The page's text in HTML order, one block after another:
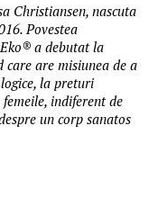
Christiansen, nascuta
Povestea
a debutat la
are misiunea de a
la preturi
indiferent de
un corp sanatos